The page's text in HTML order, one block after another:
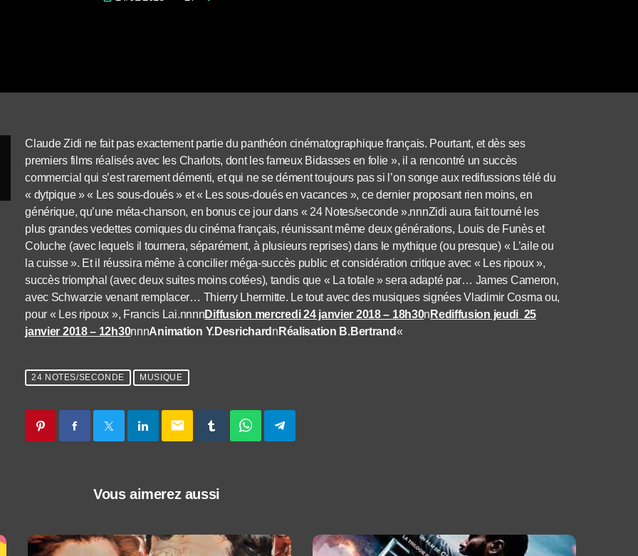
Claude Zidi ne fait pas exactement partie du panthéon cinématographique français. Pourtant, et dès ses
premiers films réalisés avec les Charlots, dont les fameux Bidasses en folie », il a rencontré un succès
commercial qui s’est rarement démenti, et qui ne se dément toujours pas si l’on songe aux redifussions télé du
« dytpique » « Les sous-doués » et « Les sous-doués en vacances », ce dernier proposant rien moins, en
générique, qu’une méta-chanson, en bonus ce jour dans « 24 Notes/seconde ».nnnZidi aura fait tourné les
plus grandes vedettes comiques du cinéma français, réunissant même deux générations, Louis de Funès et
Coluche (avec lequels il tournera, séparément, à plusieurs reprises) dans le mythique (ou presque) « L’aile ou
la cuisse ». Et il réussira même à concilier méga-succès public et considération critique avec « Les ripoux »,
succès triomphal (avec deux suites moins cotées), tandis que « La totale » sera adapté par… James Cameron,
avec Schwarzie venant remplacer… Thierry Lhermitte. Le tout avec des musiques signées Vladimir Cosma ou,
pour « Les ripoux », Francis Lai.nnnnDiffusion mercredi 24 janvier 2018 – 18h30n Rediffusion jeudi 25
janvier 2018 – 12h30nnnAnimation Y.Desrichard n Réalisation B.Bertrand«
24 NOTES/SECONDE MUSIQUE
email
Vous aimerez aussi